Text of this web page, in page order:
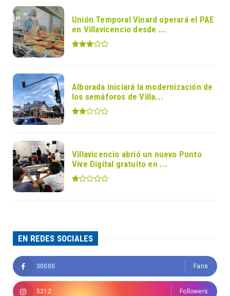
Unión Temporal Vinard operará el PAE
en Villavicencio desde ...
Alborada iniciará la modernización de
los semáforos de Villa...
Villavicencio abrió un nuevo Punto
Vive Digital gratuito en ...
EN REDES SOCIALES
30000 Fans
5212 Followers